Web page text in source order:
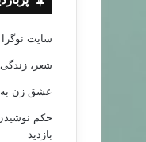
سایت نوگرا
شعر، زندگی
عشق زن به
حکم
بازدید